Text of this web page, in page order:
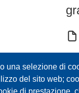
una selezione di
del sito web;